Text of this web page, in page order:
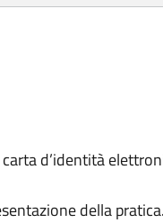
d’identità
della pratica.